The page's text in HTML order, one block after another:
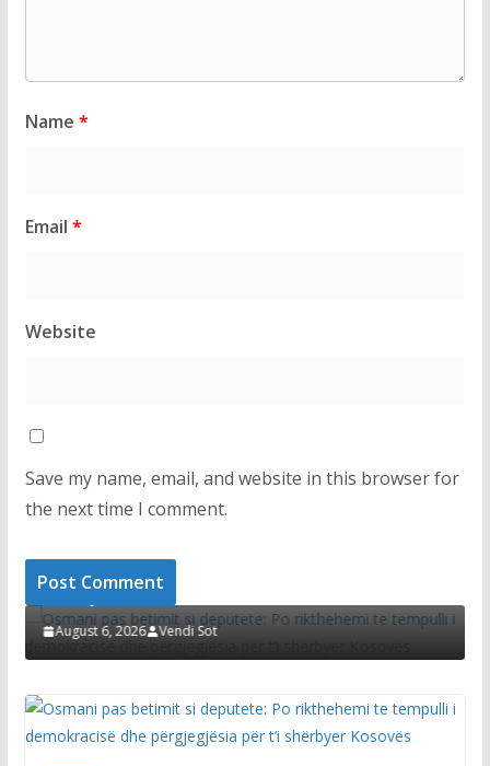
Name *
Email *
Website
Save my name, email, and website in this browser for
the next time I comment.
LAJMET
tempulli i demokracisë dhe përgjegjësia për t’i
shërbyer Kosovës
August 6, 2026 Vendi Sot